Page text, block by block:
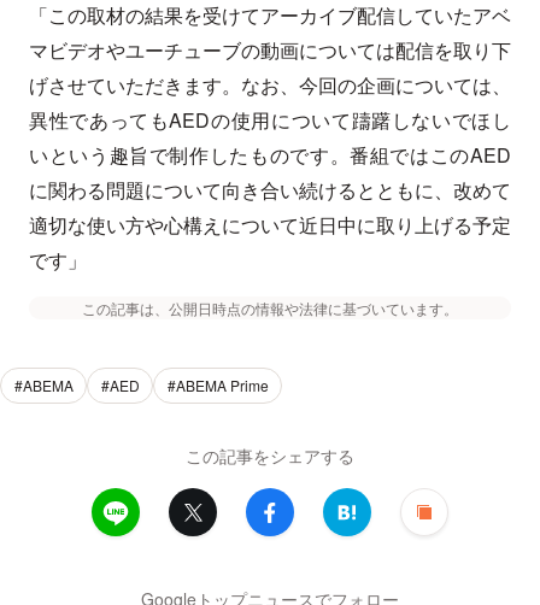
「この取材の結果を受けてアーカイブ配信していたアベ
マビデオやユーチューブの動画については配信を取り下
げさせていただきます。なお、今回の企画については、
異性であってもAEDの使用について躊躇しないでほし
いという趣旨で制作したものです。番組ではこのAED
に関わる問題について向き合い続けるとともに、改めて
適切な使い方や心構えについて近日中に取り上げる予定
です」
この記事は、公開日時点の情報や法律に基づいています。
#ABEMA #AED #ABEMA Prime
この記事をシェアする
Googleトップニュースでフォロー